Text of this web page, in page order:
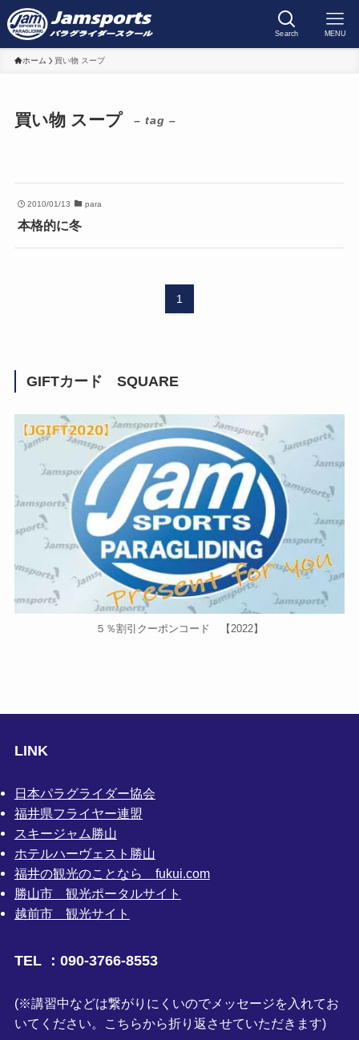
Search MENU
ホーム 買い物 スープ
買い物 スープ – tag –
2010/01/13 para
本格的に冬
1
GIFTカード SQUARE
５％割引クーポンコード 【2022】
LINK
日本パラグライダー協会
福井県フライヤー連盟
スキージャム勝山
ホテルハーヴェスト勝山
福井の観光のことなら fukui.com
勝山市 観光ポータルサイト
越前市 観光サイト
TEL ：090-3766-8553
(※講習中などは繋がりにくいのでメッセージを入れてお
いてください。こちらから折り返させていただきます)